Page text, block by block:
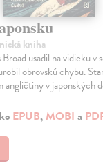
kniha
usadil na vidieku v
obrovskú chybu.
v japonských
EPUB, MOBI a